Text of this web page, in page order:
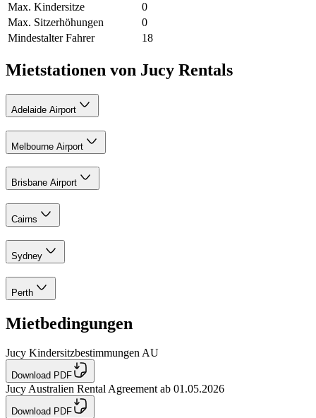
Max. Kindersitze
0
Max. Sitzerhöhungen
0
Mindestalter Fahrer
18
Mietstationen von Jucy Rentals
Adelaide Airport
Melbourne Airport
Brisbane Airport
Cairns
Sydney
Perth
Mietbedingungen
Jucy Kindersitzbestimmungen AU
Download PDF
Jucy Australien Rental Agreement ab 01.05.2026
Download PDF